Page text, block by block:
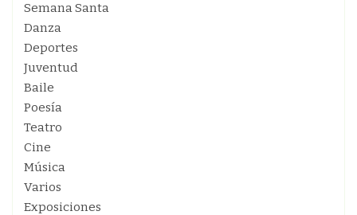
Semana Santa
Danza
Deportes
Juventud
Baile
Poesía
Teatro
Cine
Música
Varios
Exposiciones